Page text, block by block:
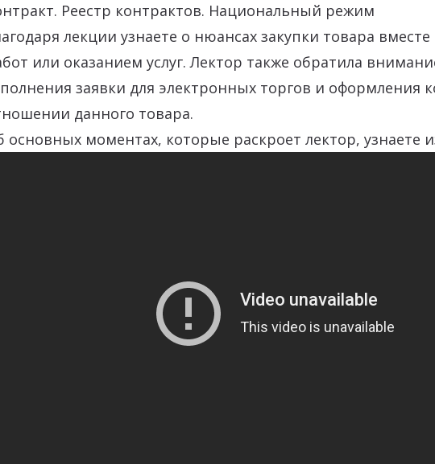
Реестр контрактов. Национальный режим
лекции узнаете о нюансах закупки товара
или оказанием услуг. Лектор также обратила
заявки для электронных торгов и оформления
данного товара.
основных моментах, которые раскроет лектор, узнаете